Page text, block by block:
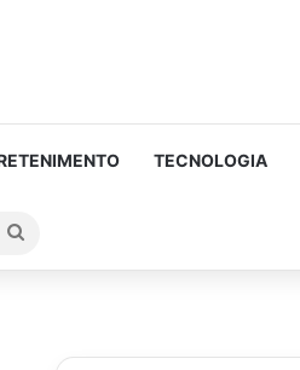
TECNOLOGIA
Procurar
por